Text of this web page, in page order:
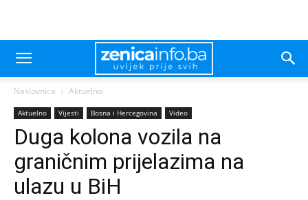
Naslovnica Aktuelno
Aktuelno Vijesti Bosna i Hercegovina Video
Duga kolona vozila na
graničnim prijelazima na
ulazu u BiH